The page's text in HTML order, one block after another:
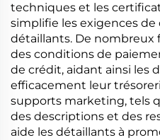
techniques et les
simplifie les exigences
détaillants. De nombreux
des conditions de
de crédit, aidant ainsi les
efficacement leur
supports marketing, tels
des descriptions et des
aide les détaillants à